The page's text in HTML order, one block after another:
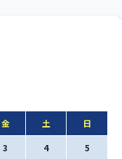
金 土 日
3 4 5